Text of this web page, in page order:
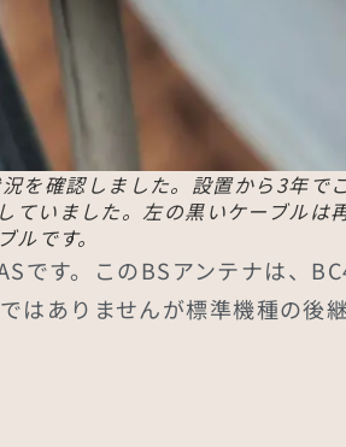
を確認しました。設置から3年で
いました。左の黒いケーブルは
ルです。
です。このBSアンテナは、
はありませんが標準機種の後